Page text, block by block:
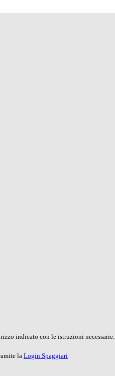
indicato con le istruzioni necessarie.
la Login Spaggiari